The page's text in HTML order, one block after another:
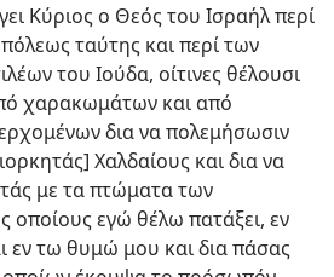
Κύριος ο Θεός του Ισραήλ περί
ταύτης και περί των
του Ιούδα, οίτινες θέλουσι
χαρακωμάτων και από
δια να πολεμήσωσιν
Χαλδαίους και δια να
με τα πτώματα των
οποίους εγώ θέλω πατάξει, εν
εν τω θυμώ μου και δια πάσας